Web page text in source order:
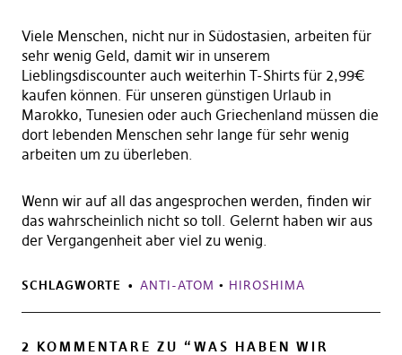
Viele Menschen, nicht nur in Südostasien, arbeiten für
sehr wenig Geld, damit wir in unserem
Lieblingsdiscounter auch weiterhin T-Shirts für 2,99€
kaufen können. Für unseren günstigen Urlaub in
Marokko, Tunesien oder auch Griechenland müssen die
dort lebenden Menschen sehr lange für sehr wenig
arbeiten um zu überleben.
Wenn wir auf all das angesprochen werden, finden wir
das wahrscheinlich nicht so toll. Gelernt haben wir aus
der Vergangenheit aber viel zu wenig.
SCHLAGWORTE ANTI-ATOM • HIROSHIMA
2 KOMMENTARE ZU “ WAS HABEN WIR